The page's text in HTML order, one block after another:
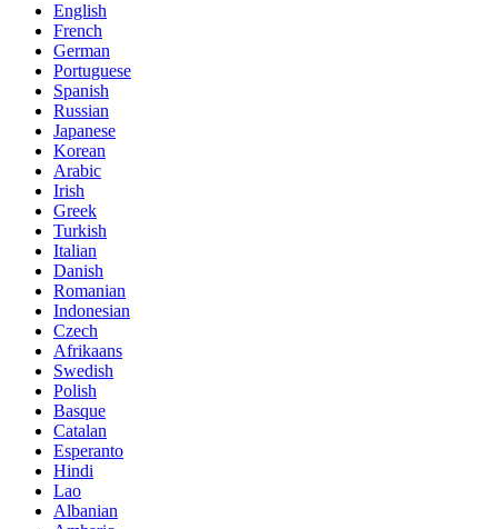
English
French
German
Portuguese
Spanish
Russian
Japanese
Korean
Arabic
Irish
Greek
Turkish
Italian
Danish
Romanian
Indonesian
Czech
Afrikaans
Swedish
Polish
Basque
Catalan
Esperanto
Hindi
Lao
Albanian